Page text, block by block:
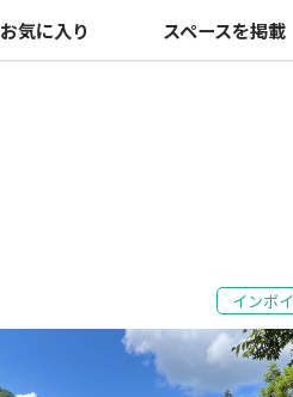
お気に入り スペースを掲載
インボ